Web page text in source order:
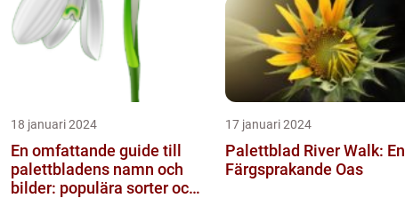
18 januari 2024
En omfattande guide till
palettbladens namn och
bilder: populära sorter och
17 januari 2024
Palettblad River Walk: En
Färgsprakande Oas